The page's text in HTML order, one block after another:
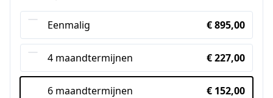
Eenmalig € 895,00
4 maandtermijnen € 227,00
6 maandtermijnen € 152,00